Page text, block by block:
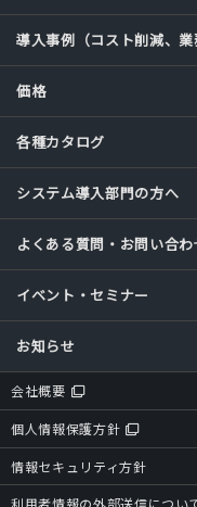
導入事例（コスト削減、業
価格
各種カタログ
システム導入部門の方へ
よくある質問・お問い合わ
イベント・セミナー
お知らせ
会社概要
個人情報保護方針
情報セキュリティ方針
利用者情報の外部送信につい